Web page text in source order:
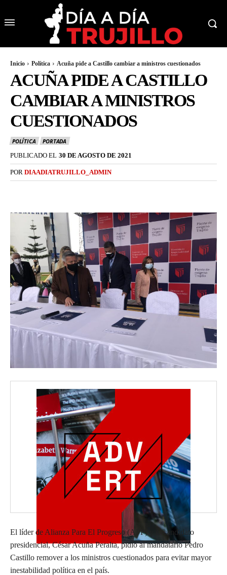
Inicio Política Acuña pide a Castillo cambiar a ministros cuestionados
ACUÑA PIDE A CASTILLO
CAMBIAR A MINISTROS
CUESTIONADOS
POLÍTICA
PORTADA
PUBLICADO EL 30 DE AGOSTO DE 2021
POR DIAADIATRUJILLO_ADMIN
El líder de Alianza Para El Progreso (APP) y excandidato
presidencial, César Acuña Peralta, pidió al mandatario Pedro
Castillo remover a los ministros cuestionados para evitar mayor
inestabilidad política en el país.